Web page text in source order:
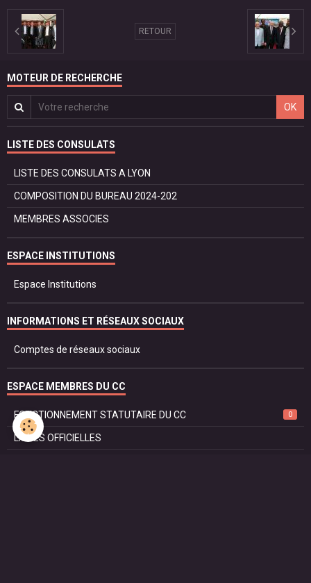
RETOUR
MOTEUR DE RECHERCHE
OK
LISTE DES CONSULATS
LISTE DES CONSULATS A LYON
COMPOSITION DU BUREAU 2024-202
MEMBRES ASSOCIES
ESPACE INSTITUTIONS
Espace Institutions
INFORMATIONS ET RÉSEAUX SOCIAUX
Comptes de réseaux sociaux
ESPACE MEMBRES DU CC
FONCTIONNEMENT STATUTAIRE DU CC 0
LISTES OFFICIELLES